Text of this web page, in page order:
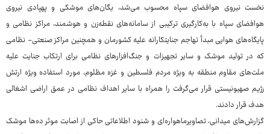
نخست نیروی هوافضای سپاه محسوب می‌شد، یگان‌های موشکی و پهپادی نیروی
هوافضای سپاه با به‌کارگیری ترکیبی از سامانه‌های نقطه‌زن و هوشمند، مراکز نظامی و
پایگاه‌های هوایی مبدأ تهاجم جنایتکارانه علیه کشورمان و همچنین مراکز صنعتی- نظامی
که در تولید موشک و سایر تجهیزات و جنگ‌افزارهای نظامی برای ارتکاب جنایت علیه
ملت‌های مقاوم منطقه به ویژه مردم فلسطین و غزه مظلوم، مورد استفاده ویژه ارتش
رژیم صهیونیستی قرار می‌گرفت را همراه با سایر اهداف نظامی در عمق اراضی اشغالی
هدف قرار دادند.
گزارش‌های میدانی، تصاویرماهواره‌ای و شنود اطلاعاتی حاکی از اصابت موثر ده‌ها موشک